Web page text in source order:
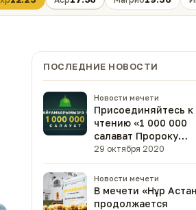
ПОСЛЕДНИЕ НОВОСТИ
Новости мечети
Присоединяйтесь к
чтению «1 000 000
салават Пророку
Мухаммаду ﷺ»29 октября 2020
Новости мечети
В мечети «Нұр Астана»
продолжается